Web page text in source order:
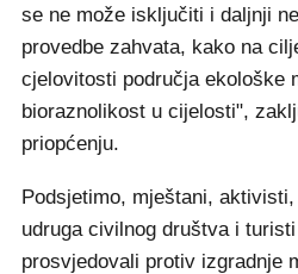
se ne može isključiti i daljnji
provedbe zahvata, kako na
cjelovitosti područja ekološke
bioraznolikost u cijelosti",
priopćenju.
Podsjetimo, mještani,
udruga civilnog društva i
prosvjedovali protiv izgradnje